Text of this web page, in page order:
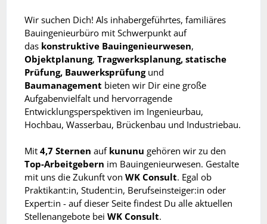
Wir suchen Dich! Als inhabergeführtes, familiäres
Bauingenieurbüro mit Schwerpunkt auf
das konstruktive Bauingenieurwesen,
Objektplanung, Tragwerksplanung, statische
Prüfung, Bauwerksprüfungund
Baumanagement bieten wir Dir eine große
Aufgabenvielfalt und hervorragende
Entwicklungsperspektiven im Ingenieurbau,
Hochbau, Wasserbau, Brückenbau und Industriebau.
Mit4,7 Sternen aufkununu gehören wir zu den
Top-Arbeitgebern im Bauingenieurwesen. Gestalte
mit uns die Zukunft von WK Consult. Egal ob
Praktikant:in, Student:in, Berufseinsteiger:in oder
Expert:in - auf dieser Seite findest Du alle aktuellen
Stellenangebote bei WK Consult.